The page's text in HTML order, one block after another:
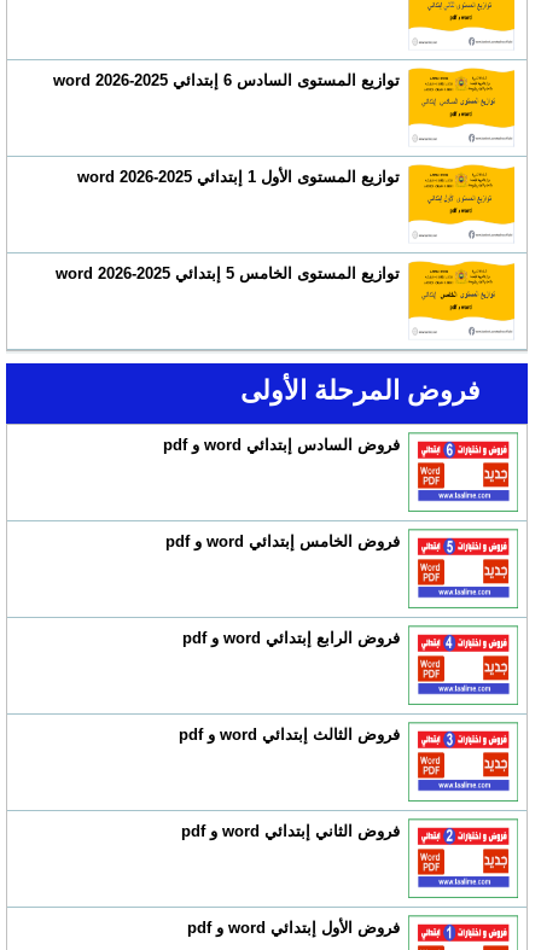
توازيع المستوى السادس 6 إبتدائي 2025-2026 word
توازيع المستوى الأول 1 إبتدائي 2025-2026 word
توازيع المستوى الخامس 5 إبتدائي 2025-2026 word
فروض المرحلة الأولى
فروض السادس إبتدائي word و pdf
فروض الخامس إبتدائي word و pdf
فروض الرابع إبتدائي word و pdf
فروض الثالث إبتدائي word و pdf
فروض الثاني إبتدائي word و pdf
فروض الأول إبتدائي word و pdf